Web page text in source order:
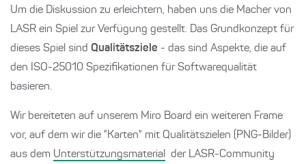
Um die Diskussion zu erleichtern, haben uns die Macher von
LASR ein Spiel zur Verfügung gestellt. Das Grundkonzept für
dieses Spiel sind Qualitätsziele - das sind Aspekte, die auf
den ISO-25010 Spezifikationen für Softwarequalität
basieren.
Wir bereiteten auf unserem Miro Board ein weiteren Frame
vor, auf dem wir die "Karten" mit Qualitätszielen (PNG-Bilder)
aus dem Unterstützungsmaterial
der LASR-Community